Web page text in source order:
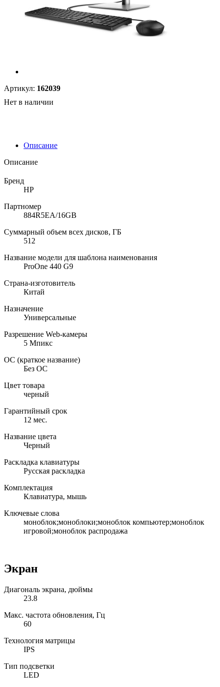
Артикул: 162039
Нет в наличии
Описание
Описание
Бренд
HP
Партномер
884R5EA/16GB
Суммарный объем всех дисков, ГБ
512
Название модели для шаблона наименования
ProOne 440 G9
Страна-изготовитель
Китай
Назначение
Универсальные
Разрешение Web-камеры
5 Мпикс
ОС (краткое название)
Без ОС
Цвет товара
черный
Гарантийный срок
12 мес.
Название цвета
Черный
Раскладка клавиатуры
Русская раскладка
Комплектация
Клавиатура, мышь
Ключевые слова
моноблок;моноблоки;моноблок компьютер;моноблок
игровой;моноблок распродажа
Экран
Диагональ экрана, дюймы
23.8
Макс. частота обновления, Гц
60
Технология матрицы
IPS
Тип подсветки
LED